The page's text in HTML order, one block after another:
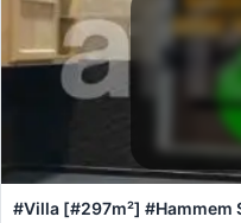
#Villa [#297m²] #Hammem